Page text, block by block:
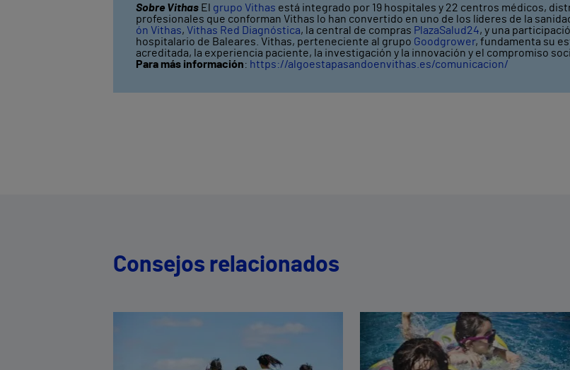
Sobre Vithas El grupo Vithas está integrado por 19 hospitales y 22 centros médicos,
profesionales que conforman Vithas lo han convertido en uno de los líderes de la
ón Vithas, Vithas Red Diagnóstica, la central de compras PlazaSalud24, y una
hospitalario de Baleares. Vithas, perteneciente al grupo Goodgrower, fundamenta su
acreditada, la experiencia paciente, la investigación y la innovación y el compromiso
Para más información: https://algoestapasandoenvithas.es/comunicacion/
Consejos relacionados